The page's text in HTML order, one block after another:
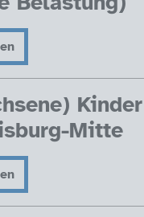
Mitte